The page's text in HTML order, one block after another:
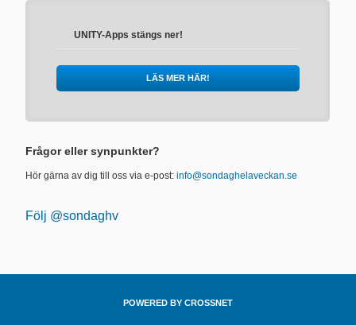
UNITY-Apps stängs ner!
LÄS MER HÄR!
Frågor eller synpunkter?
Hör gärna av dig till oss via e-post:info@sondaghelaveckan.se
Följ @sondaghv
POWERED BY CROSSNET